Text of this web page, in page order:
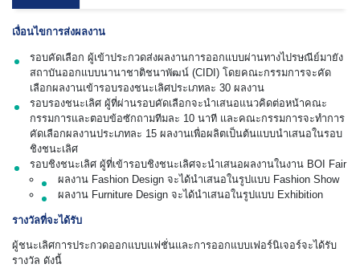
เงื่อนไขการส่งผลงาน
รอบคัดเลือก ผู้เข้าประกวดส่งผลงานการออกแบบผ่านทางไปรษณีย์มายัง
สถาบันออกแบบนานาชาติชนาพัฒน์ (CIDI) โดยคณะกรรมการจะคัด
เลือกผลงานเข้ารอบรองชนะเลิศประเภทละ 30 ผลงาน
รอบรองชนะเลิศ ผู้ที่ผ่านรอบคัดเลือกจะนำเสนอแนวคิดต่อหน้าคณะ
กรรมการและตอบข้อซักถามทีมละ 10 นาที และคณะกรรมการจะทำการ
คัดเลือกผลงานประเภทละ 15 ผลงานเพื่อผลิตเป็นต้นแบบนำเสนอในรอบ
ชิงชนะเลิศ
รอบชิงชนะเลิศ ผู้ที่เข้ารอบชิงชนะเลิศจะนำเสนอผลงานในงาน BOI Fair
ผลงาน Fashion Design จะได้นำเสนอในรูปแบบ Fashion Show
ผลงาน Furniture Design จะได้นำเสนอในรูปแบบ Exhibition
รางวัลที่จะได้รับ
ผู้ชนะเลิศการประกวดออกแบบแฟชั่นและการออกแบบเฟอร์นิเจอร์จะได้รับ
รางวัล ดังนี้